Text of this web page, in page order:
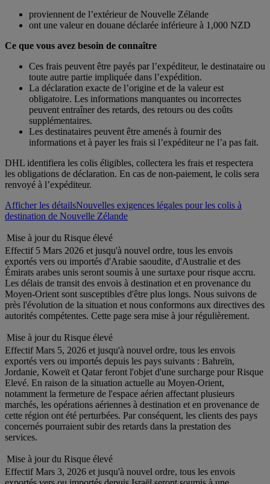
proviennent de l’extérieur de Nouvelle Zélande
ont une valeur en douane déclarée inférieure à 1,000 NZD
Ce que vous avez besoin de connaître
Ces frais peuvent être payés par l’expéditeur, le destinataire ou
toute autre partie impliquée dans l’expédition.
La déclaration exacte de l’origine et de la valeur est
obligatoire. Les informations manquantes ou incorrectes
peuvent entraîner des retards, des retours ou des coûts
supplémentaires.
Les destinataires peuvent être amenés à fournir des
informations et à payer les frais si l’expéditeur ne l’a pas fait.
DHL identifiera les colis éligibles, collectera les frais et respectera
les obligations de déclaration. En cas de non-paiement, le colis sera
renvoyé à l’expéditeur.
Afficher les détailsNouvelles exigences légales pour les colis à
destination de Nouvelle Zélande
Mise à jour du Risque élevé
Effectif 5 Mars 2026 et jusqu'à nouvel ordre, tous les envois
exportés vers ou importés d'Arabie saoudite, d'Australie et des
Émirats arabes unis seront soumis à une surtaxe pour risque accru.
Les délais de transit des envois à destination et en provenance du
Moyen-Orient sont susceptibles d'être plus longs. Nous suivons de
près l'évolution de la situation et nous conformons aux directives des
autorités compétentes. Cette page sera mise à jour régulièrement.
Mise à jour du Risque élevé
Effectif Mars 5, 2026 et jusqu'à nouvel ordre, tous les envois
exportés vers ou importés depuis les pays suivants : Bahreïn,
Jordanie, Koweït et Qatar feront l'objet d'une surcharge pour Risque
Elevé. En raison de la situation actuelle au Moyen-Orient,
notamment la fermeture de l'espace aérien affectant plusieurs
marchés, les opérations aériennes à destination et en provenance de
cette région ont été perturbées. Par conséquent, les clients des pays
concernés pourraient subir des retards dans la prestation des
services.
Mise à jour du Risque élevé
Effectif Mars 3, 2026 et jusqu'à nouvel ordre, tous les envois